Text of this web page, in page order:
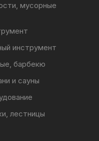
мусорные
инструмент
барбекю
и сауны
лестницы